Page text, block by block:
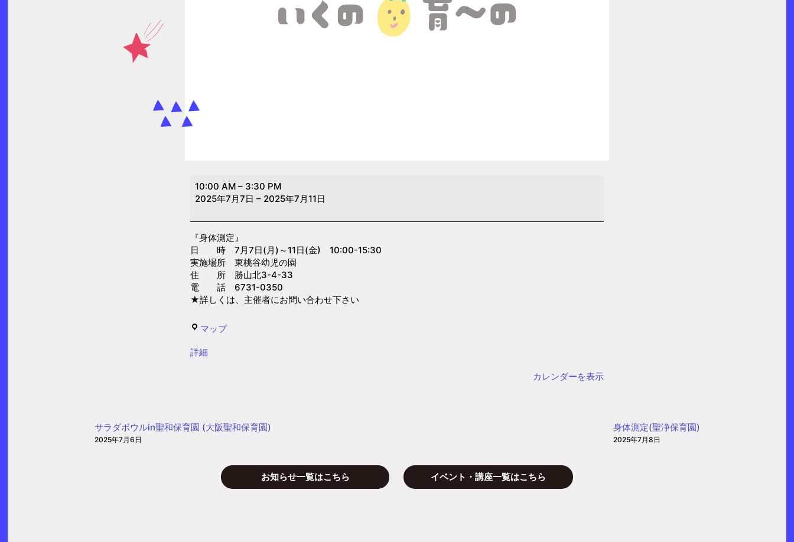
身
体
(東
桃
谷
幼
児
園）
10:00 AM – 3:30 PM
2025年7月7日 – 2025年7月11日
『身体測定』
日 時 7月7日(月)～11日(金) 10:00-15:30
実施場所 東桃谷幼児の園
住 所 勝山北3-4-33
電 話 6731-0350
★詳しくは、主催者にお問い合わせ下さい
マップ東
{title}
詳細
カレンダーを表示
サラダボウルin聖和保育園 (大阪聖和保育園)
2025年7月6日
身体測定(聖浄保育園)
2025年7月8日
お知らせ一覧はこちら イベント・講座一覧はこちら